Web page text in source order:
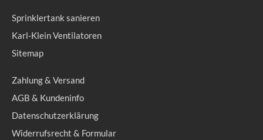
Sprinklertank sanieren
Karl-Klein Ventilatoren
Sitemap
Zahlung & Versand
AGB & Kundeninfo
Datenschutzerklärung
Widerrufsrecht & Formular